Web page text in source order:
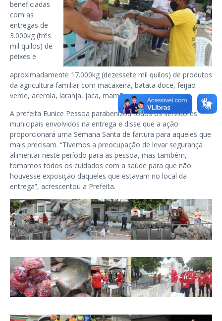
beneficiadas
com as
entregas de
3.000kg (três
mil quilos) de
peixes e
aproximadamente 17.000kg (dezessete mil quilos) de produtos
da agricultura familiar com macaxeira, batata doce, feijão
verde, acerola, laranja, jaca, mamão, jerimum e coco.
A prefeita Eunice Pessoa parabenizou todos os servidores
municipais envolvidos na entrega e disse que a ação
proporcionará uma Semana Santa de fartura para aqueles que
mais precisam. “Tivemos a preocupação de levar segurança
alimentar neste período para as pessoa, mas também,
tomamos todos os cuidados com a saúde para que não
houvesse exposição daqueles que estavam no local da
entrega”, acrescentou a Prefeita.